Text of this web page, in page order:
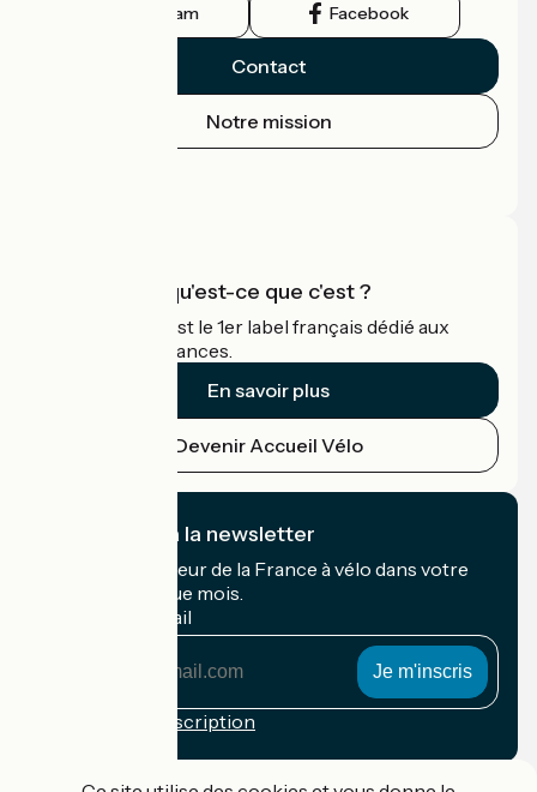
Instagram Facebook
Contact
Notre mission
Accueil Vélo qu'est-ce que c'est ?
Accueil Vélo c'est le 1er label français dédié aux
cyclistes en vacances.
En savoir plus
Devenir Accueil Vélo
Je m'abonne à la newsletter
Recevez le meilleur de la France à vélo dans votre
boîte mail chaque mois.
Mon adresse mail
Conditions d'inscription